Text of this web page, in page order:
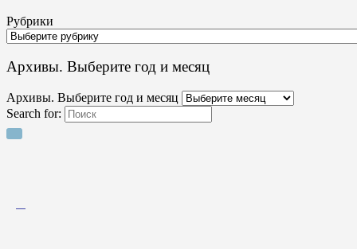
Рубрики
Архивы. Выберите год и месяц
Архивы. Выберите год и месяц
Search for: